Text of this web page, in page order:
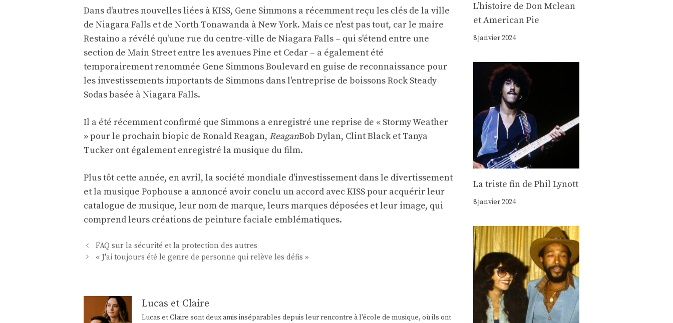
Dans d'autres nouvelles liées à KISS, Gene Simmons a récemment reçu les clés de la ville
de Niagara Falls et de North Tonawanda à New York. Mais ce n'est pas tout, car le maire
Restaino a révélé qu'une rue du centre-ville de Niagara Falls – qui s'étend entre une
section de Main Street entre les avenues Pine et Cedar – a également été
temporairement renommée Gene Simmons Boulevard en guise de reconnaissance pour
les investissements importants de Simmons dans l'entreprise de boissons Rock Steady
Sodas basée à Niagara Falls.
Il a été récemment confirmé que Simmons a enregistré une reprise de « Stormy Weather
» pour le prochain biopic de Ronald Reagan, ReaganBob Dylan, Clint Black et Tanya
Tucker ont également enregistré la musique du film.
Plus tôt cette année, en avril, la société mondiale d'investissement dans le divertissement
et la musique Pophouse a annoncé avoir conclu un accord avec KISS pour acquérir leur
catalogue de musique, leur nom de marque, leurs marques déposées et leur image, qui
comprend leurs créations de peinture faciale emblématiques.
Navigation
des
FAQ sur la sécurité et la protection des autres
« J'ai toujours été le genre de personne qui relève les défis »
Lucas et Claire
Lucas et Claire sont deux amis inséparables depuis leur rencontre à l'école de musique, où ils ont
Lʼhistoire de Don Mclean
et American Pie
8 janvier 2024
La triste fin de Phil Lynott
8 janvier 2024